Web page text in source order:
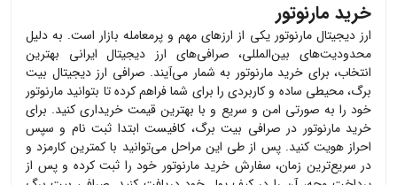
خرید مارنوتور
ارز دیجیتالمارنوتور یکی از ارزهای مهم و پرمعامله بازار است. به دلیل
محدودیت‌های بین‌المللی، صرافی‌های ارز دیجیتال ایرانی بهترین
انتخاب، برای خریدمارنوتور به شمار می‌آیند. صرافی ارز دیجیتال بیت
برگ، محیطی ساده و کاربردی را برای شما فراهم کرده تا بتوانید مارنوتور
خود را به صورتی امن و سریع و با بهترین قیمت خریداری کنید. برای
خریدمارنوتور در صرافی بیت برگ، کافیست ابتدا ثبت نام و سپس
احراز هویت کنید. پس از طی این مراحل می‌توانید با کمترین کارمزد و
در سریع‌ترین زمان، سفارش خرید مارنوتور خود را ثبت کرده و پس از